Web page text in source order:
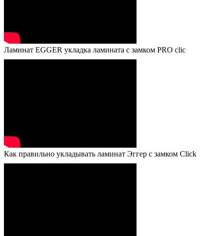
Ламинат EGGER укладка ламината с замком PRO clic
Как правильно укладывать ламинат Эггер с замком Click